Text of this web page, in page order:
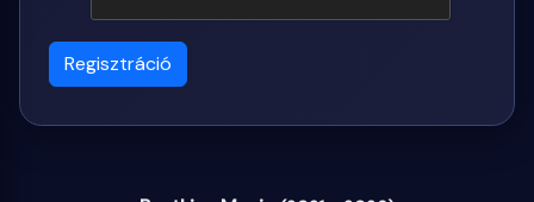
Regisztráció